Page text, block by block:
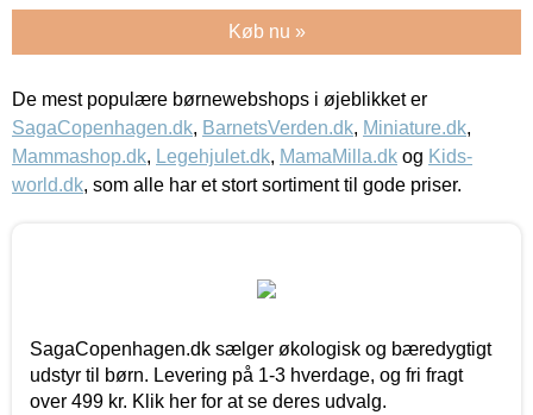
Køb nu »
De mest populære børnewebshops i øjeblikket er
SagaCopenhagen.dk, BarnetsVerden.dk, Miniature.dk,
Mammashop.dk, Legehjulet.dk, MamaMilla.dk og Kids-
world.dk, som alle har et stort sortiment til gode priser.
SagaCopenhagen.dk sælger økologisk og bæredygtigt
udstyr til børn. Levering på 1-3 hverdage, og fri fragt
over 499 kr. Klik her for at se deres udvalg.